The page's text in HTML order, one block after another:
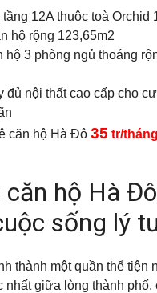
12A thuộc toà Orchid
hộ rộng 123,65m2
hộ 3 phòng ngủ thoáng
đủ nội thất cao cấp cho
căn hộ Hà Đô 35 tr/tháng
căn hộ Hà
sống lý
thành một quần thể tiện
nhất giữa lòng thành phố,